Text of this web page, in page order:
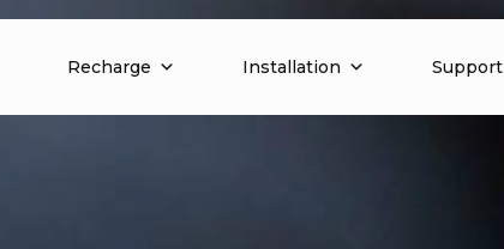
Recharge Installation Support